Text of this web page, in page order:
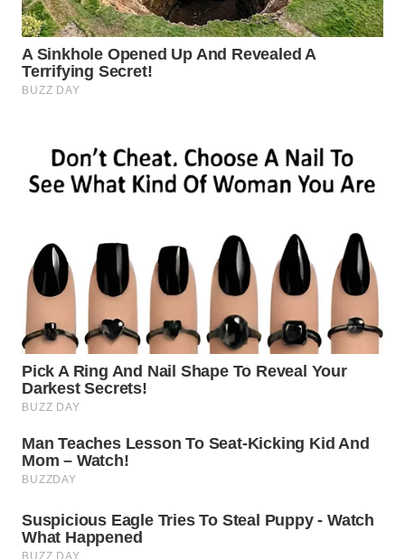
WN
KUNINGAN
WN
MAJALENGKA
SUBANG
WN
PURWAKARTA
WN
PRIANGAN
TIMUR
SEMARANG
SOLO